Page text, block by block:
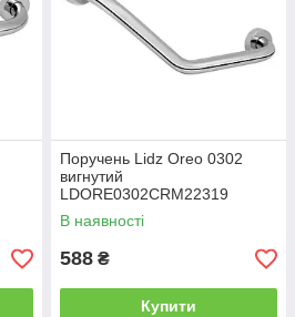
Поручень Lidz Oreo 0302
вигнутий
LDORE0302CRM22319
Chrome
В наявності
588 ₴
Купити